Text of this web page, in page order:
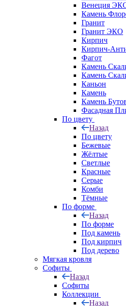
Венеция
Камень
Гранит
Гранит ЭКО
Кирпич
Кирпич-
Фагот
Камень
Камень
Каньон
Камень
Камень
Фасадная
По цвету
Назад
По цвету
Бежевые
Жёлтые
Светлые
Красные
Серые
Комби
Тёмные
По форме
Назад
По форме
Под камень
Под кирпич
Под дерево
Мягкая кровля
Софиты
Назад
Софиты
Коллекции
Назад